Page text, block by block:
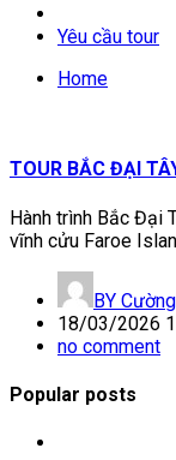
Yêu cầu tour
Home
TOUR BẮC ĐẠI
Hành trình Bắc Đại
vĩnh cửu Faroe
BY Cường
18/03/2026
no comment
Popular posts